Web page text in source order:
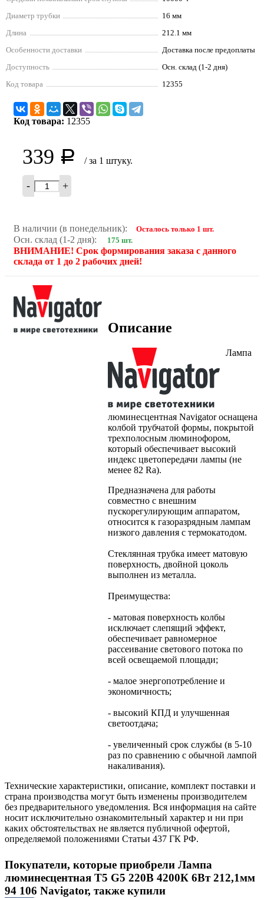
Диаметр трубки
16 мм
Длина
212.1 мм
Особенности доставки
Доставка после предоплаты
Доступность
Осн. склад (1-2 дня)
Код товара
12355
Код товара: 12355
339 Р / за 1 штуку.
- +
В наличии (в понедельник): Осталось только 1 шт.
Осн. склад (1-2 дня): 175 шт.
ВНИМАНИЕ! Срок формирования заказа с данного
склада от 1 до 2 рабочих дней!
Описание
Лампа
люминесцентная Navigator оснащена
колбой трубчатой формы, покрытой
трехполосным люминофором,
который обеспечивает высокий
индекс цветопередачи лампы (не
менее 82 Ra).
Предназначена для работы
совместно с внешним
пускорегулирующим аппаратом,
относится к газоразрядным лампам
низкого давления с термокатодом.
Стеклянная трубка имеет матовую
поверхность, двойной цоколь
выполнен из металла.
Преимущества:
- матовая поверхность колбы
исключает слепящий эффект,
обеспечивает равномерное
рассеивание светового потока по
всей освещаемой площади;
- малое энергопотребление и
экономичность;
- высокий КПД и улучшенная
светоотдача;
- увеличенный срок службы (в 5-10
раз по сравнению с обычной лампой
накаливания).
Технические характеристики, описание, комплект поставки и
страна производства могут быть изменены производителем
без предварительного уведомления. Вся информация на сайте
носит исключительно ознакомительный характер и ни при
каких обстоятельствах не является публичной офертой,
определяемой положениями Статьи 437 ГК РФ.
Покупатели, которые приобрели Лампа
люминесцентная T5 G5 220В 4200К 6Вт 212,1мм
94 106 Navigator, также купили